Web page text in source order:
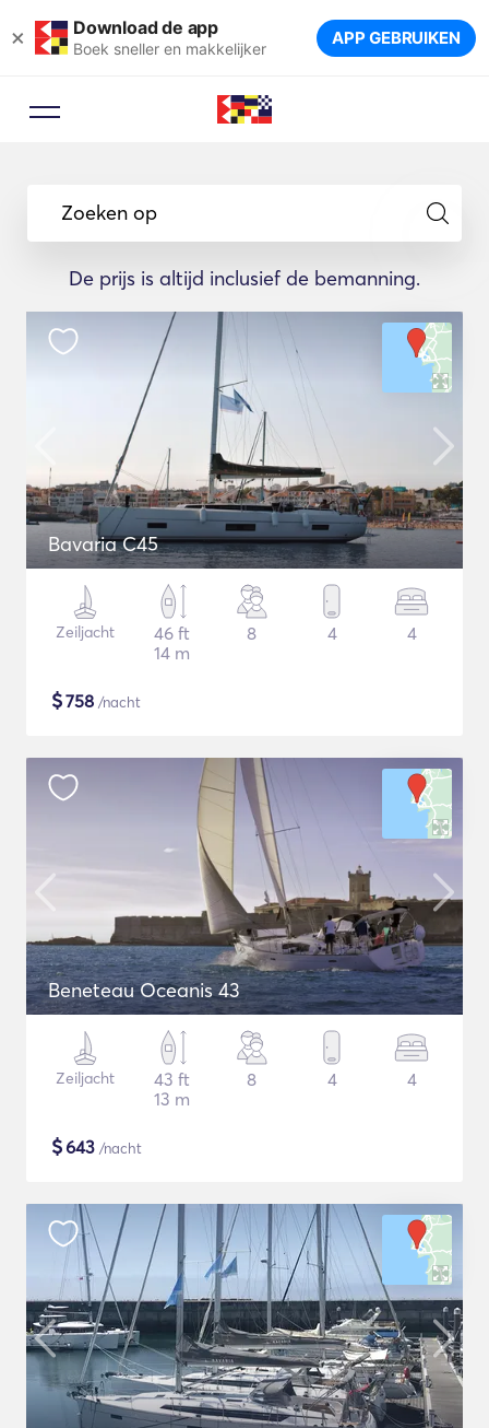
× Download de app
Boek sneller en makkelijker APP GEBRUIKEN
Zoeken op
De prijs is altijd inclusief de bemanning.
Bavaria C45
Zeiljacht
46 ft
14 m
8 4 4
$758 /nacht
Beneteau Oceanis 43
Zeiljacht
43 ft
13 m
8 4 4
$643 /nacht